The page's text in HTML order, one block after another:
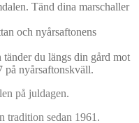
Tänd dina marschaller
och nyårsaftonens
tänder du längs din gård mot
på nyårsaftonskväll.